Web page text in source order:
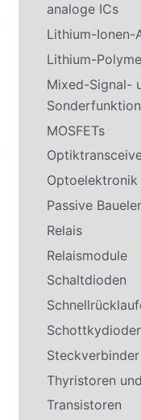
analoge ICs
Lithium-Ionen-
Lithium-
Mixed-Signal-
MOSFETs
Optoelektronik
Passive
Relais
Relaismodule
Schaltdioden
Steckverbinder
Thyristoren
Transistoren